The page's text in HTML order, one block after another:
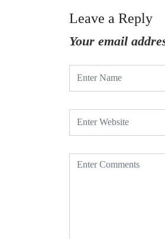
Leave a Reply
Your email